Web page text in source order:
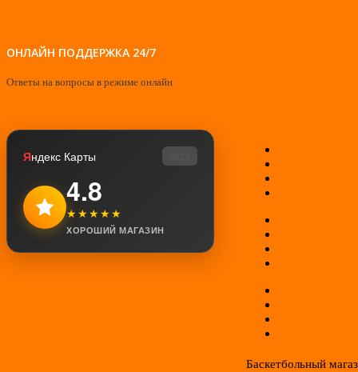
ОНЛАЙН ПОДДЕРЖКА 24/7
Ответы на вопросы в режиме онлайн
Яндекс Карты
4.8
★★★★★
ХОРОШИЙ МАГАЗИН
Баскетбольный